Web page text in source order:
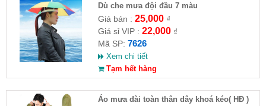
Dù che mưa đội đầu 7 màu
Giá bán : 25,000₫
Giá sỉ VIP : 22,000₫
Mã SP: 7626
Xem chi tiết
Tạm hết hàng
Áo mưa dài toàn thân dây khoá kéo( HĐ )